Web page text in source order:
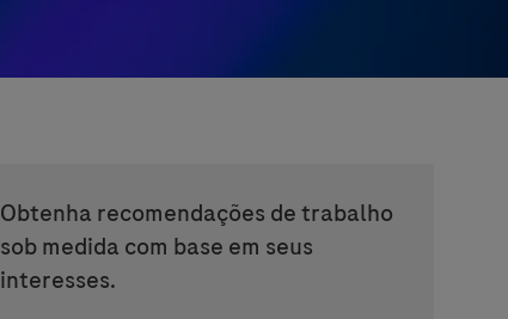
Obtenha recomendações de trabalho
sob medida com base em seus
interesses.